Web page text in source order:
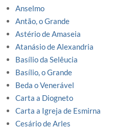
Anselmo
Antão, o Grande
Astério de Amaseia
Atanásio de Alexandria
Basílio da Selêucia
Basílio, o Grande
Beda o Venerável
Carta a Diogneto
Carta a Igreja de Esmirna
Cesário de Arles